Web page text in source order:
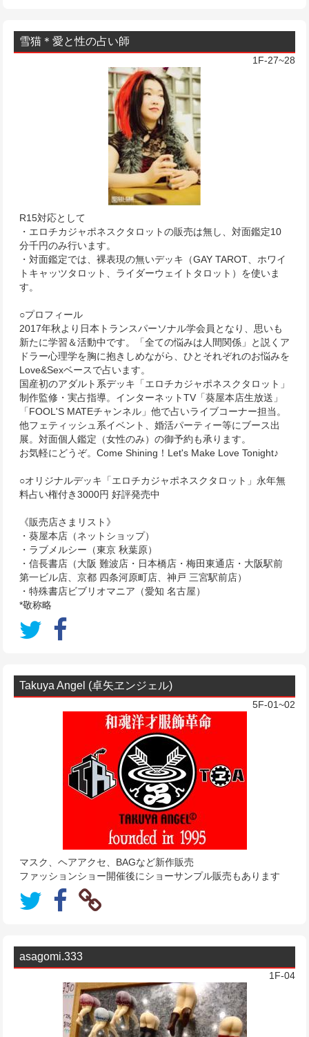
雪猫＊愛と性の占い師
1F-27~28
R15対応として
・エロチカジャポネスクタロットの販売は無し、対面鑑定10
分千円のみ行います。
・対面鑑定では、裸表現の無いデッキ（GAY TAROT、ホワイ
トキャッツタロット、ライダーウェイトタロット）を使いま
す。
○プロフィール
2017年秋より日本トランスパーソナル学会員となり、思いも
新たに学習＆活動中です。「全ての悩みは人間関係」と説くア
ドラー心理学を胸に抱きしめながら、ひとそれぞれのお悩みを
Love&Sexベースで占います。
国産初のアダルト系デッキ「エロチカジャポネスクタロット」
制作監修・実占指導。インターネットTV「葵屋本店生放送」
「FOOL'S MATEチャンネル」他で占いライブコーナー担当。
他フェティッシュ系イベント、婚活パーティー等にブース出
展。対面個人鑑定（女性のみ）の御予約も承ります。
お気軽にどうぞ。Come Shining！Let's Make Love Tonight♪
○オリジナルデッキ「エロチカジャポネスクタロット」永年無
料占い権付き3000円 好評発売中
《販売店さまリスト》
・葵屋本店（ネットショップ）
・ラブメルシー（東京 秋葉原）
・信長書店（大阪 難波店・日本橋店・梅田東通店・大阪駅前
第一ビル店、京都 四条河原町店、神戸 三宮駅前店）
・特殊書店ビブリオマニア（愛知 名古屋）
*敬称略
Takuya Angel (卓矢ヱンジェル)
5F-01~02
マスク、ヘアアクセ、BAGなど新作販売
ファッションショー開催後にショーサンプル販売もあります
asagomi.333
1F-04